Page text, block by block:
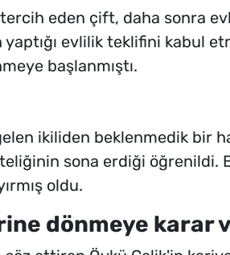
eden çift, daha sonra
yaptığı evlilik teklifini kabul
başlanmıştı.
ikiliden beklenmedik bir
sona erdiği öğrenildi.
oldu.
dönmeye karar